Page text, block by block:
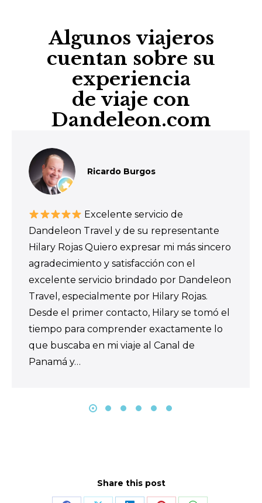
Algunos viajeros
cuentan sobre su
experiencia
de viaje con
Dandeleon.com
Ricardo Burgos
Excelente servicio de
Dandeleon Travel y de su representante
Hilary Rojas Quiero expresar mi más sincero
agradecimiento y satisfacción con el
excelente servicio brindado por Dandeleon
Travel, especialmente por Hilary Rojas.
Desde el primer contacto, Hilary se tomó el
tiempo para comprender exactamente lo
que buscaba en mi viaje al Canal de
Panamá y…
Share this post